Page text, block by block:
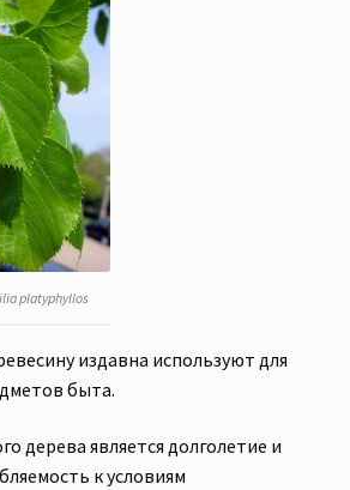
platyphyllos
издавна используют для
быта.
дерева является долголетие и
к условиям